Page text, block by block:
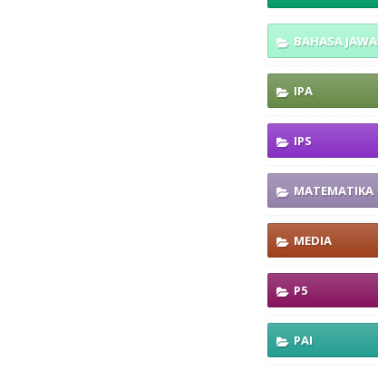
BAHASA JAWA
IPA
IPS
MATEMATIKA
MEDIA
P5
PAI